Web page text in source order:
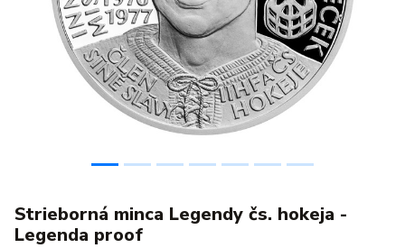
Previous
Strieborná minca Legendy čs. hokeja -
Legenda proof